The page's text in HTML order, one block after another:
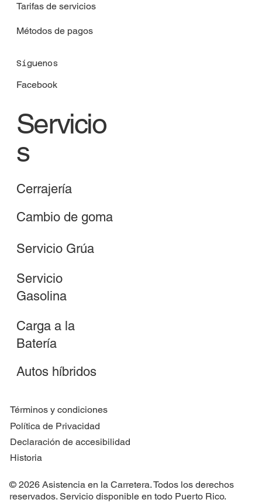
Tarifas de servicios
Métodos de pagos
Síguenos
Facebook
Servicio
s
Cerrajería
Cambio de goma
Servicio Grúa
Servicio
Gasolina
Carga a la
Batería
Autos híbridos
Términos y condiciones
Política de Privacidad
Declaración de accesibilidad
Historia
© 2026 Asistencia en la Carretera. Todos los derechos
reservados. Servicio disponible en todo Puerto Rico.